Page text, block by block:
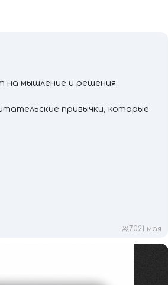
на мышление и решения.
привычки, которые
7021 мая